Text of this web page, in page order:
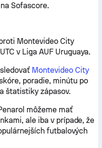
Sofascore.
Montevideo City
v Liga AUF Uruguaya.
Montevideo City
poradie, minútu po
štatistiky zápasov.
môžeme mať
ale iba v prípade, že
futbalových